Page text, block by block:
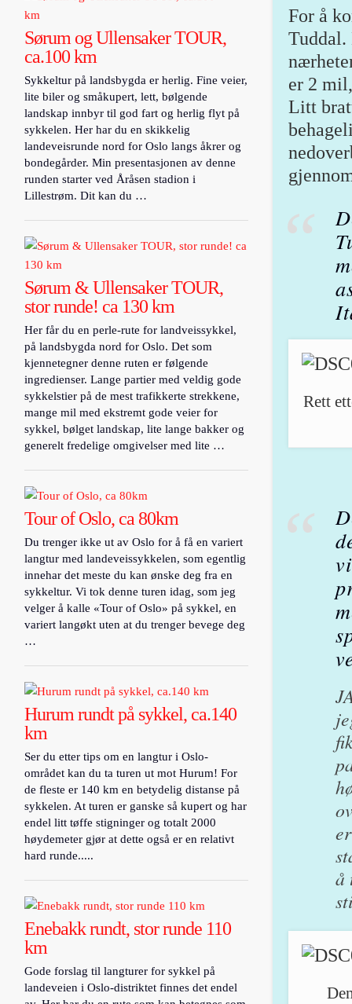
For å
Tuddal.
er 2
Litt
Rett
å
Sørum og Ullensaker TOUR,
ca.100 km
Sykkeltur på landsbygda er herlig. Fine veier,
lite biler og småkupert, lett, bølgende
landskap innbyr til god fart og herlig flyt på
sykkelen. Her har du en skikkelig
landeveisrunde nord for Oslo langs åkrer og
bondegårder. Min presentasjonen av denne
runden starter ved Åråsen stadion i
Lillestrøm. Dit kan du …
Sørum & Ullensaker TOUR,
stor runde! ca 130 km
Her får du en perle-rute for landveissykkel,
på landsbygda nord for Oslo. Det som
kjennetegner denne ruten er følgende
ingredienser. Lange partier med veldig gode
sykkelstier på de mest trafikkerte strekkene,
mange mil med ekstremt gode veier for
sykkel, bølget landskap, lite lange bakker og
generelt fredelige omgivelser med lite …
Tour of Oslo, ca 80km
Du trenger ikke ut av Oslo for å få en variert
langtur med landeveissykkelen, som egentlig
innehar det meste du kan ønske deg fra en
sykkeltur. Vi tok denne turen idag, som jeg
velger å kalle «Tour of Oslo» på sykkel, en
variert langøkt uten at du trenger bevege deg
…
Hurum rundt på sykkel, ca.140
km
Ser du etter tips om en langtur i Oslo-
området kan du ta turen ut mot Hurum! For
de fleste er 140 km en betydelig distanse på
sykkelen. At turen er ganske så kupert og har
endel litt tøffe stigninger og totalt 2000
høydemeter gjør at dette også er en relativt
hard runde.....
Enebakk rundt, stor runde 110
km
Gode forslag til langturer for sykkel på
landeveien i Oslo-distriktet finnes det endel